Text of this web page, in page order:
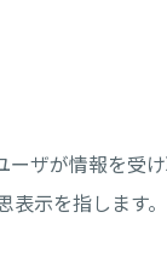
ザが情報を受
示を指します